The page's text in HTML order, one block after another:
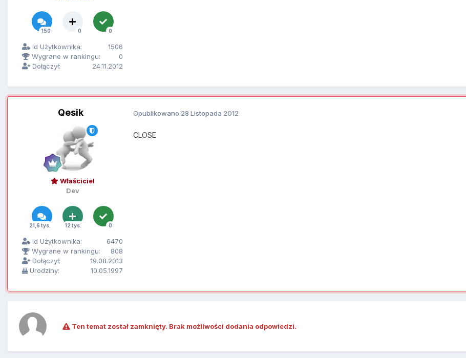
150 0 0
Id Użytkownika:
1506
Wygrane w rankingu:
0
Dołączył:
24.11.2012
Qesik
Właściciel
Dev
21,6 tys. 12 tys. 0
Id Użytkownika:
6470
Wygrane w rankingu:
808
Dołączył:
19.08.2013
Urodziny:
10.05.1997
Opublikowano 28 Listopada 2012
CLOSE
Ten temat został zamknięty. Brak możliwości dodania odpowiedzi.